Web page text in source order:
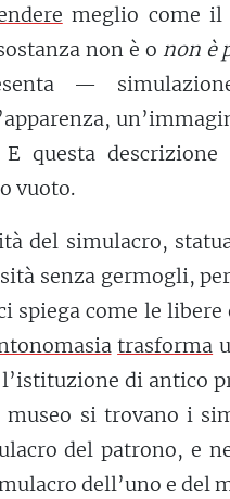
meglio come il
non è o non è
—
questa descrizione
vuoto.
del simulacro,
senza germogli,
spiega come le
trasforma
l’istituzione di antico
si trovano i
del patrono, e
dell’uno e del